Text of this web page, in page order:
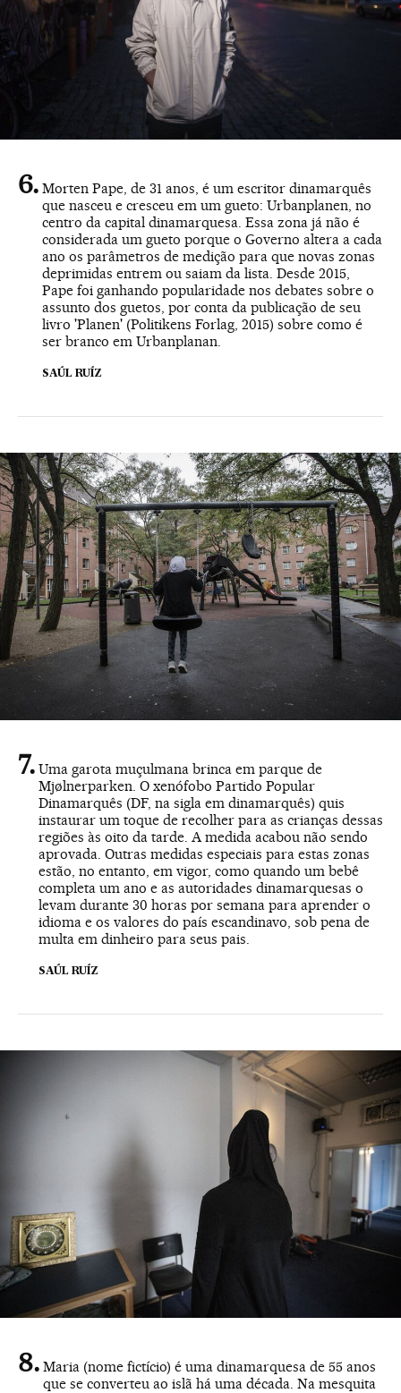
Morten Pape, de 31 anos, é um escritor dinamarquês
que nasceu e cresceu em um gueto: Urbanplanen, no
centro da capital dinamarquesa. Essa zona já não é
considerada um gueto porque o Governo altera a cada
ano os parâmetros de medição para que novas zonas
deprimidas entrem ou saiam da lista. Desde 2015,
Pape foi ganhando popularidade nos debates sobre o
assunto dos guetos, por conta da publicação de seu
livro 'Planen' (Politikens Forlag, 2015) sobre como é
ser branco em Urbanplanan.
SAÚL RUÍZ
Uma garota muçulmana brinca em parque de
Mjølnerparken. O xenófobo Partido Popular
Dinamarquês (DF, na sigla em dinamarquês) quis
instaurar um toque de recolher para as crianças dessas
regiões às oito da tarde. A medida acabou não sendo
aprovada. Outras medidas especiais para estas zonas
estão, no entanto, em vigor, como quando um bebê
completa um ano e as autoridades dinamarquesas o
levam durante 30 horas por semana para aprender o
idioma e os valores do país escandinavo, sob pena de
multa em dinheiro para seus pais.
SAÚL RUÍZ
Maria (nome fictício) é uma dinamarquesa de 55 anos
que se converteu ao islã há uma década. Na mesquita